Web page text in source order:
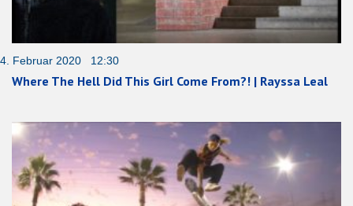
4. Februar 2020 12:30
Where The Hell Did This Girl Come From?! | Rayssa Leal